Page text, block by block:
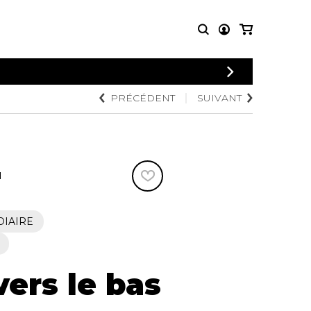
CONNEXION
PARTITIONS
POUR
Quatuor de saxophones
AUTRES
PRODUITS
Disques compacts et
DVDs
PRÉCÉDENT SUIVANT
le bas